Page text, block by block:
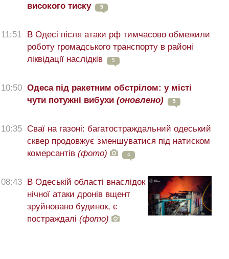
високого тиску
5
11:51
В Одесі після атаки рф тимчасово обмежили
роботу громадського транспорту в районі
ліквідації наслідків
5
10:50 Одеса під ракетним обстрілом: у місті
чути потужні вибухи (оновлено) 5
10:35 Сваї на газоні: багатостраждальний одеський
сквер продовжує зменшуватися під натиском
комерсантів (фото) 4
08:43 В Одеській області внаслідок
нічної атаки дронів вщент
зруйновано будинок, є
постраждалі (фото)